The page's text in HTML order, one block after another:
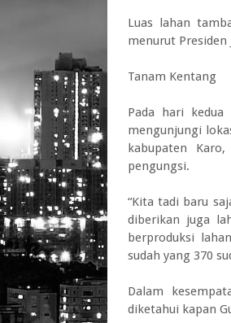
Luas lahan
menurut Presiden
Tanam Kentang
Pada hari
mengunjungi
kabupaten
pengungsi.
“Kita tadi baru
diberikan juga
berproduksi
sudah yang 370
Dalam
diketahui kapan